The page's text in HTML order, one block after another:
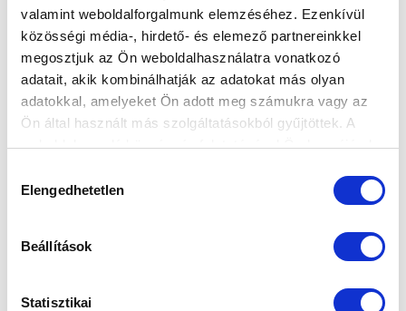
valamint weboldalforgalmunk elemzéséhez. Ezenkívül
közösségi média-, hirdető- és elemező partnereinkkel
megosztjuk az Ön weboldalhasználatra vonatkozó
adatait, akik kombinálhatják az adatokat más olyan
adatokkal, amelyeket Ön adott meg számukra vagy az
Ön által használt más szolgáltatásokból gyűjtöttek. A
weboldalon való böngészés folytatásával Ön hozzájárul a
kiválasztása
Elengedhetetlen
Beállítások
Statisztikai
HATODIK HELYEN TELEL AZ MTK
BUDAPEST II.
2016-12-12 07:30:00
A fiatal kor okozta hullámzás ellenére jól zárt a
második csapat